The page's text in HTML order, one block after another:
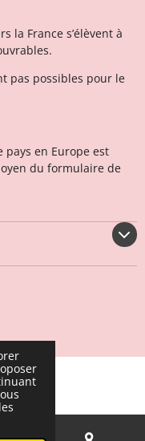
la France s’élèvent à
pas possibles pour le
en Europe est
du formulaire de